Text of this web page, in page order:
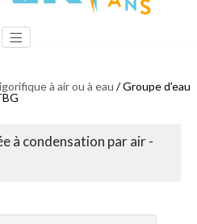
à air ou à eau / Groupe d'eau
à condensation par air -